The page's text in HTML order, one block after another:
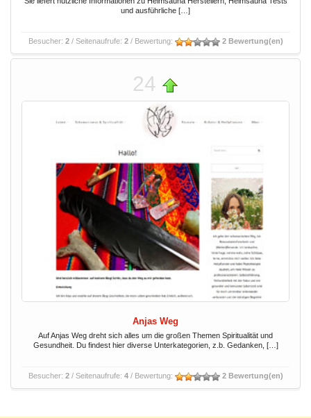
und ausführliche […]
Besucher: 2/ Seitenaufrufe: 2/ Bewertung: 2 Bewertung(en)
24
Anjas Weg
Auf Anjas Weg dreht sich alles um die großen Themen Spiritualität und
Gesundheit. Du findest hier diverse Unterkategorien, z.b. Gedanken, […]
Besucher: 2/ Seitenaufrufe: 4/ Bewertung: 2 Bewertung(en)